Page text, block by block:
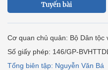
Tuyến bài
Cơ quan chủ quản: Bộ Dân tộc
Số giấy phép: 146/GP-
Tổng biên tập: Nguyễn Văn Bá